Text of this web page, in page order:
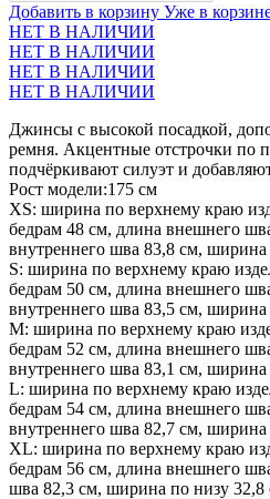
Добавить в корзину Уже в
НЕТ В НАЛИЧИИ
НЕТ В НАЛИЧИИ
НЕТ В НАЛИЧИИ
НЕТ В НАЛИЧИИ
Джинсы с высокой посадкой,
ремня. Акцентные отстрочки по
подчёркивают силуэт и
Рост модели:175 см
XS: ширина по верхнему краю
бедрам 48 см, длина внешнего
внутреннего шва 83,8 см, ширина
S: ширина по верхнему краю
бедрам 50 см, длина внешнего
внутреннего шва 83,5 см, ширина
М: ширина по верхнему краю
бедрам 52 см, длина внешнего
внутреннего шва 83,1 см, ширина
L: ширина по верхнему краю
бедрам 54 см, длина внешнего
внутреннего шва 82,7 см, ширина
XL: ширина по верхнему краю
бедрам 56 см, длина внешнего
шва 82,3 см, ширина по низу 32,8